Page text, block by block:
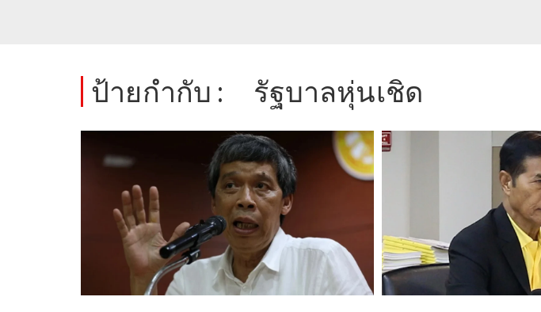
ป้ายกำกับ : รัฐบาลหุ่นเชิด